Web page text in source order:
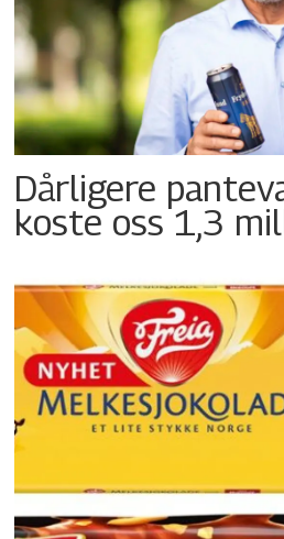
Dårligere
koste oss 1,3